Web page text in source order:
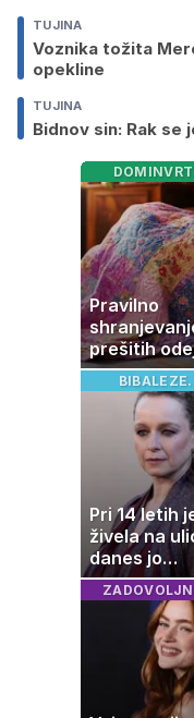
TUJINA
Voznika tožita
opekline
TUJINA
Bidnov sin: Rak
Pravilno
prešitih
Kako
družinsko
dediščino
Pri 14 letih
živela na
danes jo
občuduje
svet